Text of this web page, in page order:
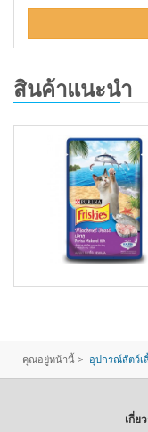
สินค้าแนะนำ
คุณอยู่หน้านี้ > อุปกรณ์สัตว์เ
เกี่ย